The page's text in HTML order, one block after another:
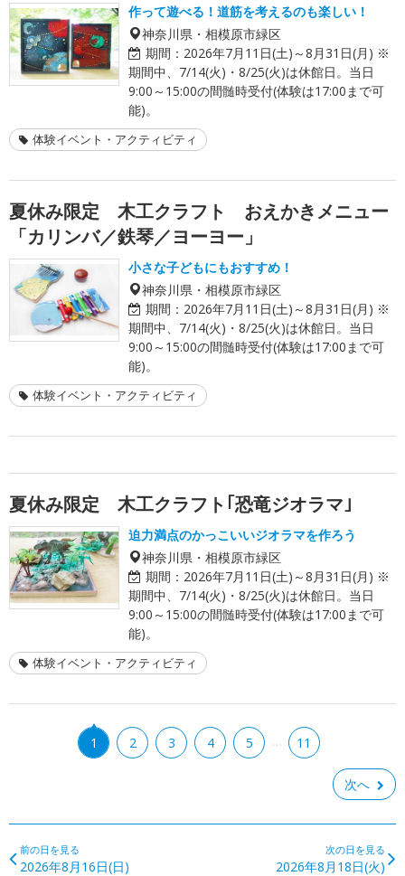
作って遊べる！道筋を考えるのも楽しい！
神奈川県・相模原市緑区
期間： 2026年7月11日(土)～8月31日(月) ※
期間中、7/14(火)・8/25(火)は休館日。当日
9:00～15:00の間髄時受付(体験は17:00まで可
能)。
体験イベント・アクティビティ
夏休み限定 木工クラフト おえかきメニュー
「カリンバ／鉄琴／ヨーヨー」
小さな子どもにもおすすめ！
神奈川県・相模原市緑区
期間： 2026年7月11日(土)～8月31日(月) ※
期間中、7/14(火)・8/25(火)は休館日。当日
9:00～15:00の間髄時受付(体験は17:00まで可
能)。
体験イベント・アクティビティ
夏休み限定 木工クラフト｢恐竜ジオラマ｣
迫力満点のかっこいいジオラマを作ろう
神奈川県・相模原市緑区
期間： 2026年7月11日(土)～8月31日(月) ※
期間中、7/14(火)・8/25(火)は休館日。当日
9:00～15:00の間髄時受付(体験は17:00まで可
能)。
体験イベント・アクティビティ
1 2 3 4 5 … 11
次へ
前の日を見る
2026年8月16日(日)
次の日を見る
2026年8月18日(火)